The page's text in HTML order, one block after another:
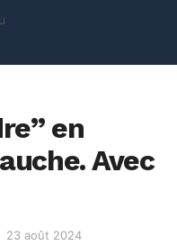
en
Avec
23 août 2024